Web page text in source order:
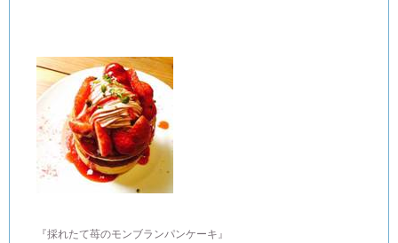
『採れたて苺のモンブランパンケーキ』